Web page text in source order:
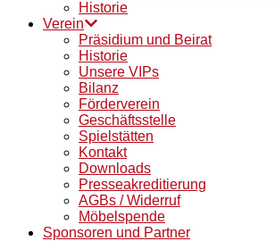
Historie
Verein
Präsidium und Beirat
Historie
Unsere VIPs
Bilanz
Förderverein
Geschäftsstelle
Spielstätten
Kontakt
Downloads
Presseakreditierung
AGBs / Widerruf
Möbelspende
Sponsoren und Partner